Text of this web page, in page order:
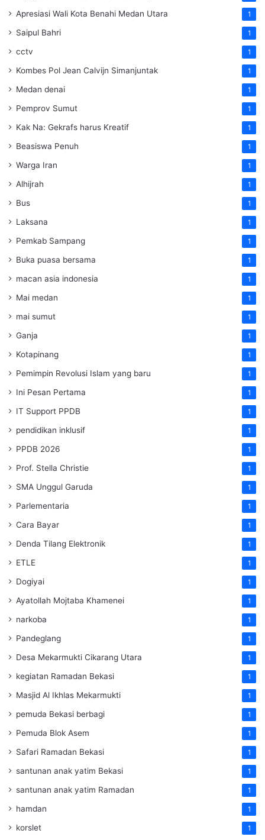
Apresiasi Wali Kota Benahi Medan Utara 1
Saipul Bahri 1
cctv 1
Kombes Pol Jean Calvijn Simanjuntak 1
Medan denai 1
Pemprov Sumut 1
Kak Na: Gekrafs harus Kreatif 1
Beasiswa Penuh 1
Warga Iran 1
Alhijrah 1
Bus 1
Laksana 1
Pemkab Sampang 1
Buka puasa bersama 1
macan asia indonesia 1
Mai medan 1
mai sumut 1
Ganja 1
Kotapinang 1
Pemimpin Revolusi Islam yang baru 1
Ini Pesan Pertama 1
IT Support PPDB 1
pendidikan inklusif 1
PPDB 2026 1
Prof. Stella Christie 1
SMA Unggul Garuda 1
Parlementaria 1
Cara Bayar 1
Denda Tilang Elektronik 1
ETLE 1
Dogiyai 1
Ayatollah Mojtaba Khamenei 1
narkoba 1
Pandeglang 1
Desa Mekarmukti Cikarang Utara 1
kegiatan Ramadan Bekasi 1
Masjid Al Ikhlas Mekarmukti 1
pemuda Bekasi berbagi 1
Pemuda Blok Asem 1
Safari Ramadan Bekasi 1
santunan anak yatim Bekasi 1
santunan anak yatim Ramadan 1
hamdan 1
korslet 1